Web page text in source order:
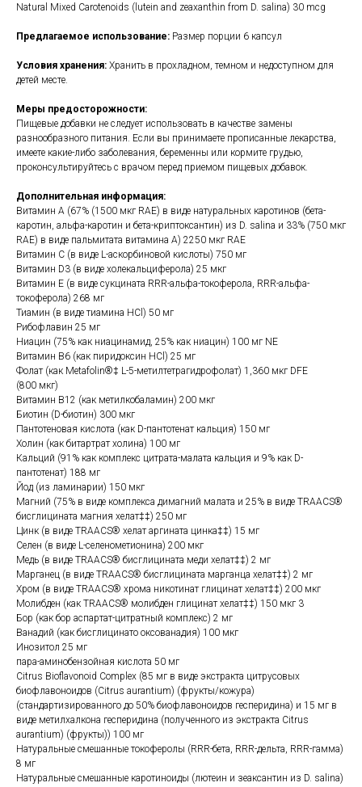
Natural Mixed Carotenoids (lutein and zeaxanthin from D. salina) 30 mcg
Предлагаемое использование: Размер порции 6 капсул
Условия хранения: Хранить в прохладном, темном и недоступном для
детей месте.
Меры предосторожности:
Пищевые добавки не следует использовать в качестве замены
разнообразного питания. Если вы принимаете прописанные лекарства,
имеете какие-либо заболевания, беременны или кормите грудью,
проконсультируйтесь с врачом перед приемом пищевых добавок.
Дополнительная информация:
Витамин A (67% (1500 мкг RAE) в виде натуральных каротинов (бета-
каротин, альфа-каротин и бета-криптоксантин) из D. salina и 33% (750 мкг
RAE) в виде пальмитата витамина A) 2250 мкг RAE
Витамин C (в виде L-аскорбиновой кислоты) 750 мг
Витамин D3 (в виде холекальциферола) 25 мкг
Витамин E (в виде сукцината RRR-альфа-токоферола, RRR-альфа-
токоферола) 268 мг
Тиамин (в виде тиамина HCl) 50 мг
Рибофлавин 25 мг
Ниацин (75% как ниацинамид, 25% как ниацин) 100 мг NE
Витамин B6 (как пиридоксин HCl) 25 мг
Фолат (как Metafolin®‡ L-5-метилтетрагидрофолат) 1,360 мкг DFE
(800 мкг)
Витамин B12 (как метилкобаламин) 200 мкг
Биотин (D-биотин) 300 мкг
Пантотеновая кислота (как D-пантотенат кальция) 150 мг
Холин (как битартрат холина) 100 мг
Кальций (91% как комплекс цитрата-малата кальция и 9% как D-
пантотенат) 188 мг
Йод (из ламинарии) 150 мкг
Магний (75% в виде комплекса димагний малата и 25% в виде TRAACS®
бисглицината магния хелат‡‡) 250 мг
Цинк (в виде TRAACS® хелат аргината цинка‡‡) 15 мг
Селен (в виде L-селенометионина) 200 мкг
Медь (в виде TRAACS® бисглицината меди хелат‡‡) 2 мг
Марганец (в виде TRAACS® бисглицината марганца хелат‡‡) 2 мг
Хром (в виде TRAACS® хрома никотинат глицинат хелат‡‡) 200 мкг
Молибден (как TRAACS® молибден глицинат хелат‡‡) 150 мкг 3
Бор (как бор аспартат-цитратный комплекс) 2 мг
Ванадий (как бисглицинато оксованадия) 100 мкг
Инозитол 25 мг
пара-аминобензойная кислота 50 мг
Citrus Bioflavonoid Complex (85 мг в виде экстракта цитрусовых
биофлавоноидов (Citrus aurantium) (фрукты/кожура)
(стандартизированного до 50% биофлавоноидов гесперидина) и 15 мг в
виде метилхалкона гесперидина (полученного из экстракта Citrus
aurantium) (фрукты)) 100 мг
Натуральные смешанные токоферолы (RRR-бета, RRR-дельта, RRR-гамма)
8 мг
Натуральные смешанные каротиноиды (лютеин и зеаксантин из D. salina)